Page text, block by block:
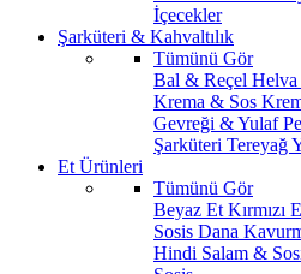
İçecekler
Şarküteri & Kahvaltılık
Tümünü Gör
Bal & Reçel Helva
Krema & Sos
Gevreği & Yulaf
Şarküteri Tereyağ
Et Ürünleri
Tümünü Gör
Beyaz Et Kırmızı
Sosis Dana
Hindi Salam &